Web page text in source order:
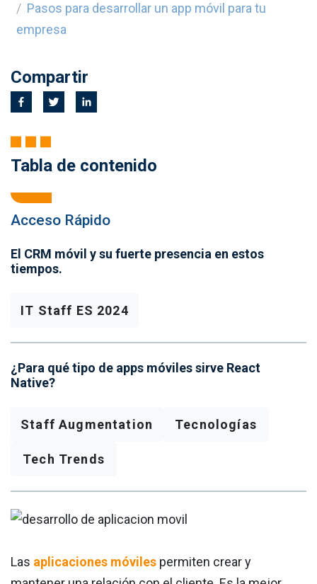
Pasos para desarrollar un app móvil para tu
empresa
Compartir
Tabla de contenido
Acceso Rápido
El CRM móvil y su fuerte presencia en estos
tiempos.
IT Staff ES 2024
¿Para qué tipo de apps móviles sirve React
Native?
Staff Augmentation Tecnologías
Tech Trends
Las aplicaciones móviles permiten crear y